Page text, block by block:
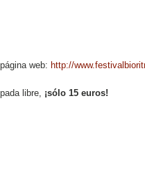
web: http://
libre, ¡sólo 15 euros!